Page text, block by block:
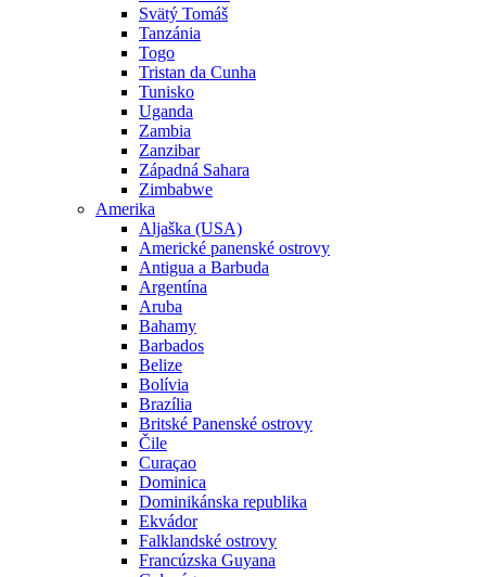
Svätý Tomáš
Tanzánia
Togo
Tristan da Cunha
Tunisko
Uganda
Zambia
Zanzibar
Západná Sahara
Zimbabwe
Amerika
Aljaška (USA)
Americké panenské ostrovy
Antigua a Barbuda
Argentína
Aruba
Bahamy
Barbados
Belize
Bolívia
Brazília
Britské Panenské ostrovy
Čile
Curaçao
Dominica
Dominikánska republika
Ekvádor
Falklandské ostrovy
Francúzska Guyana